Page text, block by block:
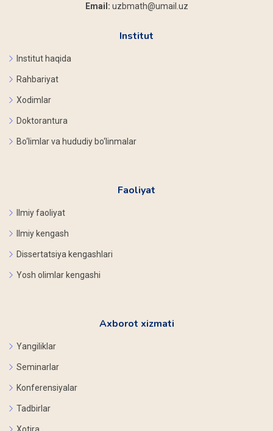
Email: uzbmath@umail.uz
Institut
Institut haqida
Rahbariyat
Xodimlar
Doktorantura
Bo‘limlar va hududiy bo‘linmalar
Faoliyat
Ilmiy faoliyat
Ilmiy kengash
Dissertatsiya kengashlari
Yosh olimlar kengashi
Axborot xizmati
Yangiliklar
Seminarlar
Konferensiyalar
Tadbirlar
Xotira